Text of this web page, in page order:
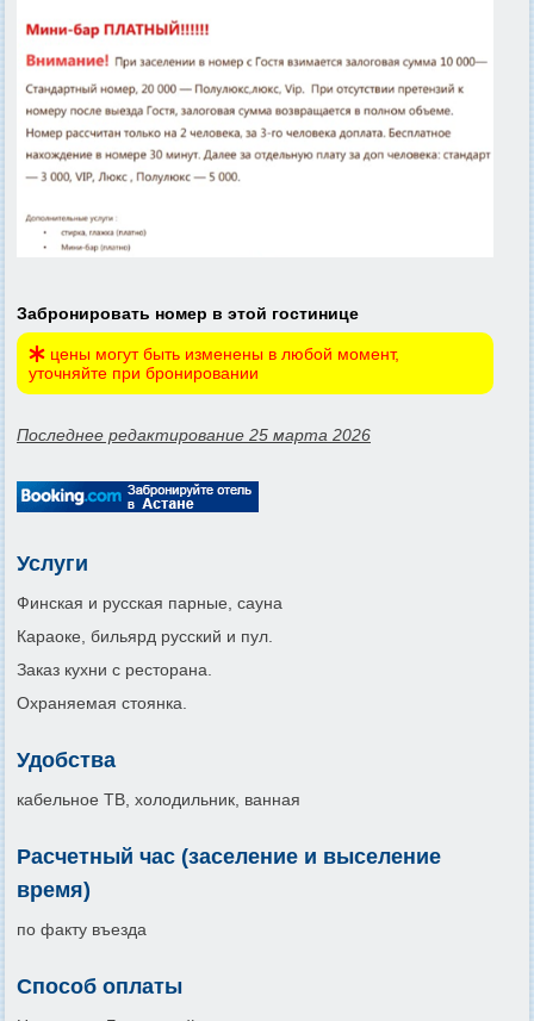
Забронировать номер в этой гостинице
цены могут быть изменены в любой момент,
уточняйте при бронировании
Последнее редактирование 25 марта 2026
Услуги
Финская и русская парные, сауна
Караоке, бильярд русский и пул.
Заказ кухни с ресторана.
Охраняемая стоянка.
Удобства
кабельное ТВ, холодильник, ванная
Расчетный час (заселение и выселение
время)
по факту въезда
Способ оплаты